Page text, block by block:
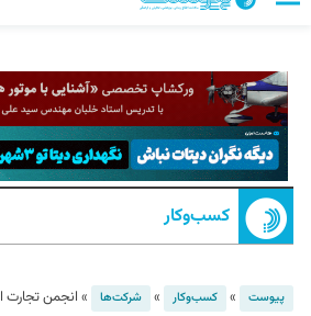
کسب‌و‌کار
پیوست » کسب‌و‌کار » شرکت‌ها »